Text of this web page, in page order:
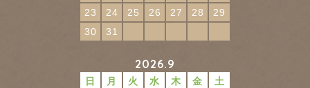
23
24 25 26 27 28
29
30
31
2026.9
日 月 火 水 木 金
土